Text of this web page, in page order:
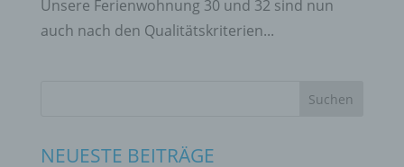
Unsere Ferienwohnung 30 und 32 sind nun
auch nach den Qualitätskriterien...
NEUESTE BEITRÄGE